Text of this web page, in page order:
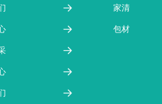
家清
包材